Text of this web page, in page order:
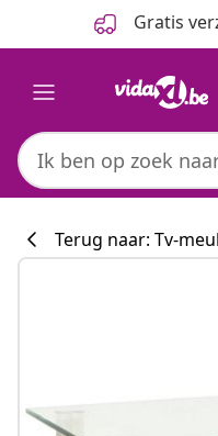
Gratis
Terug naar: Tv-